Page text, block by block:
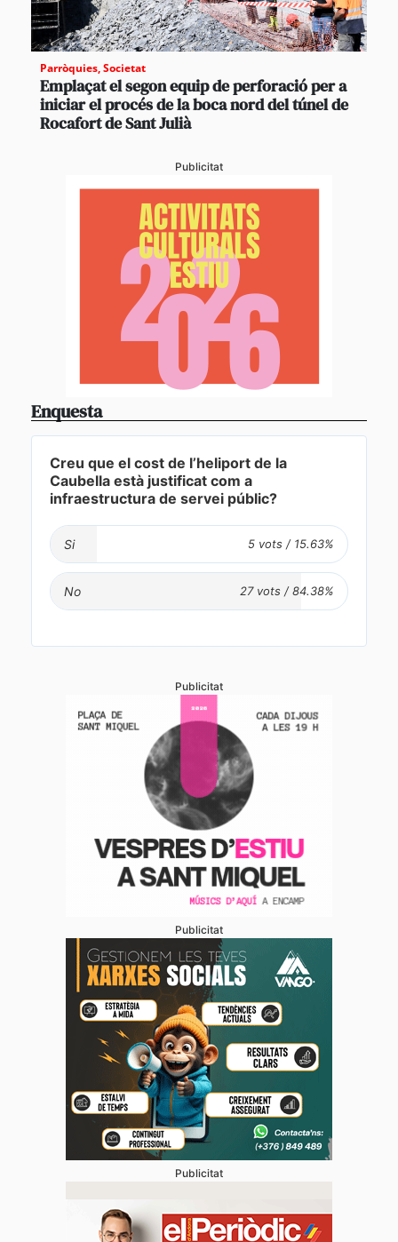
Parròquies,Societat
Emplaçat el segon equip de perforació per a
iniciar el procés de la boca nord del túnel de
Rocafort de Sant Julià
Publicitat
Enquesta
Creu que el cost de l’heliport de la
Caubella està justificat com a
infraestructura de servei públic?
Si
No
Publicitat
Publicitat
Publicitat